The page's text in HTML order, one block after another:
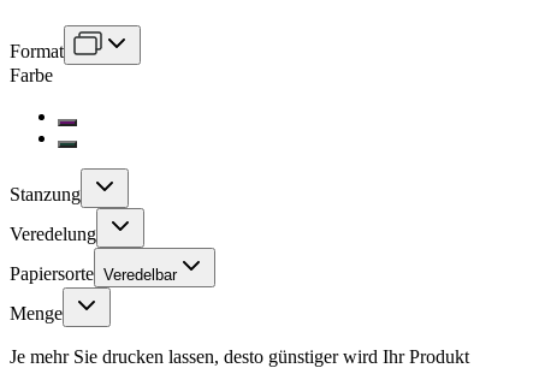
Format
Farbe
Stanzung
Veredelung
Papiersorte Veredelbar
Menge
Je mehr Sie drucken lassen, desto günstiger wird Ihr Produkt